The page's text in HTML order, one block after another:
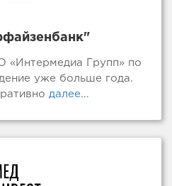
«Интермедиа Групп» по
уже больше года.
далее...